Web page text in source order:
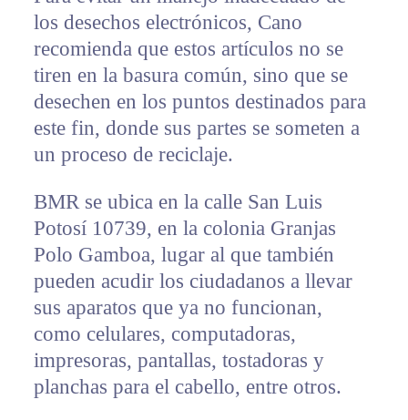
los desechos electrónicos, Cano
recomienda que estos artículos no se
tiren en la basura común, sino que se
desechen en los puntos destinados para
este fin, donde sus partes se someten a
un proceso de reciclaje.
BMR se ubica en la calle San Luis
Potosí 10739, en la colonia Granjas
Polo Gamboa, lugar al que también
pueden acudir los ciudadanos a llevar
sus aparatos que ya no funcionan,
como celulares, computadoras,
impresoras, pantallas, tostadoras y
planchas para el cabello, entre otros.